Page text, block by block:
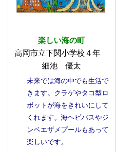
楽しい海の町
高岡市立下関小学校４年
細池 優太
未来では海の中でも生活で
きます。クラゲやタコ型ロ
ボットが海をきれいにして
くれます。海ヘビバスやジ
ンベエザメプールもあって
楽しいです。